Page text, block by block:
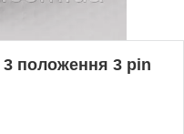
3 положення 3 pin